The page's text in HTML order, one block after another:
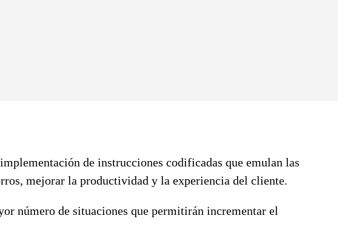
de instrucciones codificadas que emulan las
mejorar la productividad y la experiencia del cliente.
número de situaciones que permitirán incrementar el